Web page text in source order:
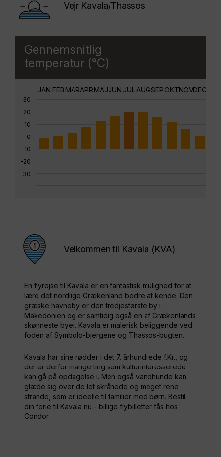
Vejr Kavala/Thassos
Gennemsnitlig
temperatur (°C)
30
20
10
0
-10
-20
-30
JAN FEBMARAPRMAJJUN JUL AUGSEPOKTNOVDEC
Velkommen til Kavala (KVA)
En flyrejse til Kavala er en fantastisk mulighed for at
lære det nordlige Grækenland bedre at kende. Den
græske havneby er den tredjestørste by i
Makedonien og er samtidig også en af Grækenlands
skønneste byer. Kavala er malerisk beliggende ved
foden af Symbolo-bjergene og Thassos-bugten.
Kavala har sine rødder i det 7. århundrede f.Kr., og
der er derfor mange ting som kulturinteresserede
kan gå på opdagelse i. Men også vandhunde kan
glæde sig over de let skrånede og meget rene
strande, som er ideelle til familier med børn. Bestil
din ferie til Kavala nu - billige flybilletter fås hos
Condor.